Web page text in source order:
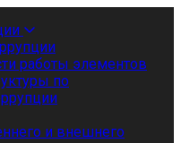
работы элементов
по
и внешнего